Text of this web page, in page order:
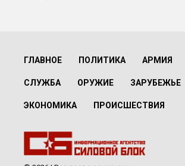
ГЛАВНОЕ ПОЛИТИКА АРМИЯ
СЛУЖБА ОРУЖИЕ ЗАРУБЕЖЬЕ
ЭКОНОМИКА ПРОИСШЕСТВИЯ